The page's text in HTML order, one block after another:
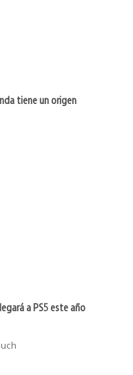
tiene un origen
a PS5 este año